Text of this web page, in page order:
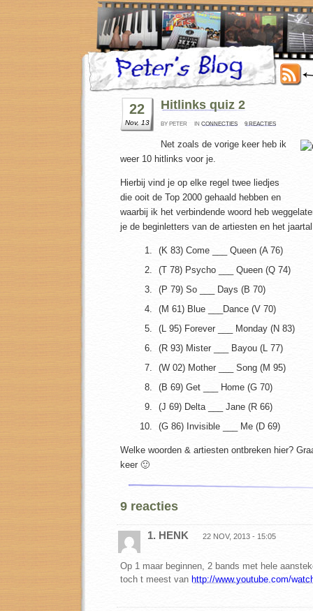
22
Nov, 13
Hitlinks quiz 2
BY PETER IN CONNECTIES 9 REACTIES
Net zoals de vorige keer heb ik
weer 10 hitlinks voor je.
Hierbij vind je op elke regel twee liedjes
die ooit de Top 2000 gehaald hebben en
waarbij ik het verbindende woord heb
je de beginletters van de artiesten en het
(K 83) Come ___ Queen (A 76)
(T 78) Psycho ___ Queen (Q 74)
(P 79) So ___ Days (B 70)
(M 61) Blue ___Dance (V 70)
(L 95) Forever ___ Monday (N 83)
(R 93) Mister ___ Bayou (L 77)
(W 02) Mother ___ Song (M 95)
(B 69) Get ___ Home (G 70)
(J 69) Delta ___ Jane (R 66)
(G 86) Invisible ___ Me (D 69)
Welke woorden & artiesten ontbreken hier?
keer 🙂
9 reacties
1. HENK 22 NOV, 2013 - 15:05
Op 1 maar beginnen, 2 bands met hele
toch t meest van http://www.youtube.com/